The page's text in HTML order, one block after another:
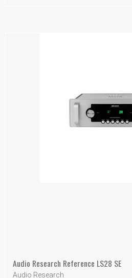
Audio Research Reference LS28 SE
Audio Research